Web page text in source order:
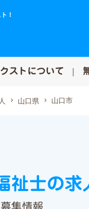
！
ストについて
山口県 山口市
祉士の求
集情報